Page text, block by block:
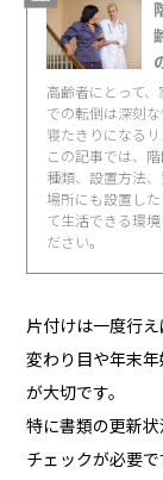
高齢者にとって
での転倒は深刻
寝たきりになる
この記事では、
種類、設置方法
場所にも設置し
て生活できる環
ださい。
片付けは一度行
変わり目や年末
が大切です。
特に書類の更新
チェックが必要